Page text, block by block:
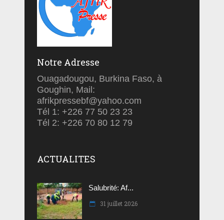
Notre Adresse
Ouagadougou, Burkina Faso, à
Goughin, Mail:
afrikpressebf@yahoo.com
Tél 1: +226 77 50 23 23
Tél 2: +226 70 80 12 79
ACTUALITES
Salubrité: Af...
31 juillet 2026